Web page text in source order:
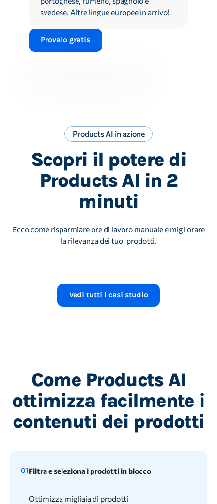
svedese. Altre lingue europee in arrivo!
Provalo gratis
Products AI in azione
Scopri il potere di
Products AI in 2
minuti
Ecco come risparmiare ore di lavoro manuale e migliorare
la rilevanza dei tuoi prodotti.
Vedi tutti i casi studio
Come Products AI
ottimizza facilmente i
contenuti dei prodotti
01Filtra e seleziona i prodotti in blocco
Ottimizza migliaia di prodotti